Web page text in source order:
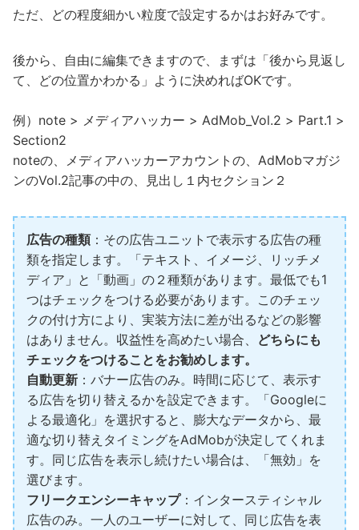
ただ、どの程度細かい粒度で設定するかはお好みです。
後から、自由に編集できますので、まずは「後から見返し
て、どの位置かわかる」ように決めればOKです。
例）note > メディアハッカー > AdMob_Vol.2 > Part.1 >
Section2
noteの、メディアハッカーアカウントの、AdMobマガジ
ンのVol.2記事の中の、見出し１内セクション２
広告の種類：その広告ユニットで表示する広告の種
類を指定します。「テキスト、イメージ、リッチメ
ディア」と「動画」の２種類があります。最低でも1
つはチェックをつける必要があります。このチェッ
クの付け方により、実装方法に差が出るなどの影響
はありません。収益性を高めたい場合、 どちらにも
チェックをつけることをお勧めします。
自動更新 ：バナー広告のみ。時間に応じて、表示す
る広告を切り替えるかを設定できます。「Googleに
よる最適化」を選択すると、膨大なデータから、最
適な切り替えタイミングをAdMobが決定してくれま
す。同じ広告を表示し続けたい場合は、「無効」を
選びます。
フリークエンシーキャップ：インタースティシャル
広告のみ。一人のユーザーに対して、同じ広告を表